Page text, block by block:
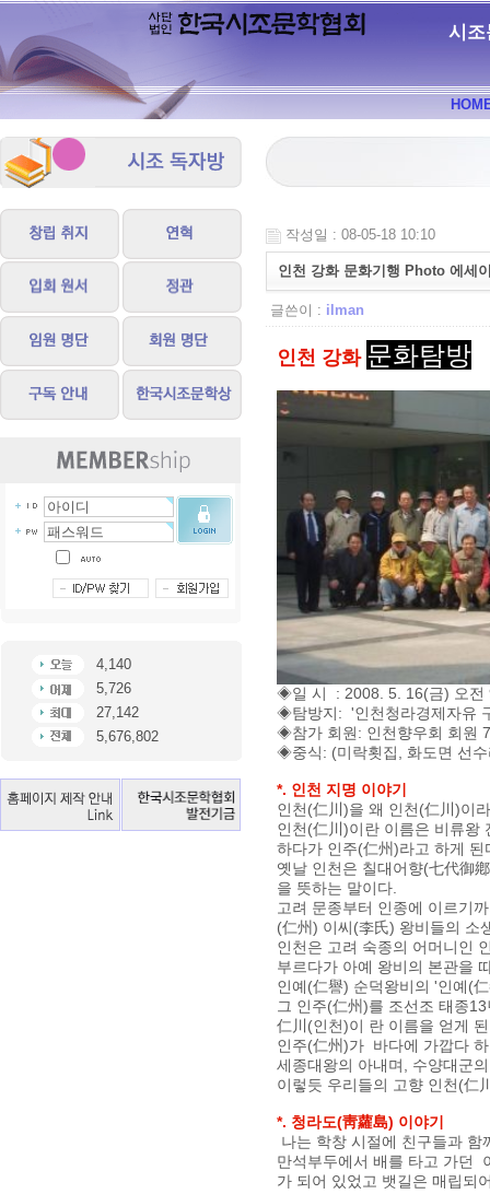
시조
4,140
5,726
27,142
5,676,802
작성일 : 08-05-18 10:10
인천 강화 문화기행 Photo 에세
글쓴이 : ilman
인천 강화 문화탐방
◈일 시 : 2008. 5. 16(금) 오전
◈탐방지: '인천청라경제자유
◈참가 회원: 인천향우회 회원
◈중식: (미락횟집, 화도면 선
*. 인천 지명 이야기
인천(仁川)을 왜 인천(仁川)이
인천(仁川)이란 이름은 비류왕
하다가 인주(仁州)라고 하게 된
옛날 인천은 칠대어향(七代御
을 뜻하는 말이다.
고려 문종부터 인종에 이르기
(仁州) 이씨(李氏) 왕비들의 소
인천은 고려 숙종의 어머니인
부르다가 아예 왕비의 본관을
인예(仁譽) 순덕왕비의 '인예(
그 인주(仁州)를 조선조 태종
仁川(인천)이 란 이름을 얻게
인주(仁州)가 바다에 가깝다
세종대왕의 아내며, 수양대군
이렇듯 우리들의 고향 인천(仁
*. 청라도(靑蘿島) 이야기
나는 학창 시절에 친구들과
만석부두에서 배를 타고 가던
가 되어 있었고 뱃길은 매립되